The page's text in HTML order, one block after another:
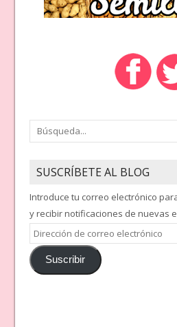
SUSCRÍBETE AL BLOG
Introduce tu correo electrónico
y recibir notificaciones de nuevas
Dirección
de
correoSuscribir